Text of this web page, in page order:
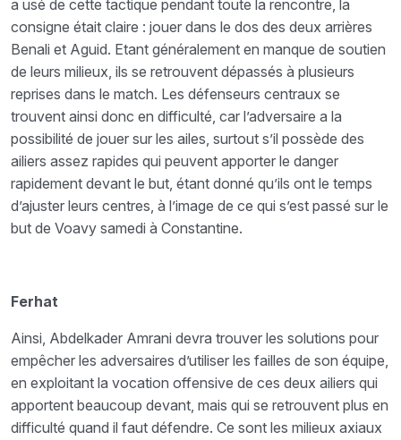
a usé de cette tactique pendant toute la rencontre, la
consigne était claire : jouer dans le dos des deux arrières
Benali et Aguid. Etant généralement en manque de soutien
de leurs milieux, ils se retrouvent dépassés à plusieurs
reprises dans le match. Les défenseurs centraux se
trouvent ainsi donc en difficulté, car l’adversaire a la
possibilité de jouer sur les ailes, surtout s’il possède des
ailiers assez rapides qui peuvent apporter le danger
rapidement devant le but, étant donné qu’ils ont le temps
d’ajuster leurs centres, à l’image de ce qui s’est passé sur le
but de Voavy samedi à Constantine.
Ferhat
Ainsi, Abdelkader Amrani devra trouver les solutions pour
empêcher les adversaires d’utiliser les failles de son équipe,
en exploitant la vocation offensive de ces deux ailiers qui
apportent beaucoup devant, mais qui se retrouvent plus en
difficulté quand il faut défendre. Ce sont les milieux axiaux